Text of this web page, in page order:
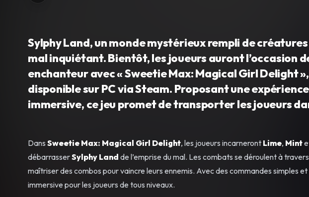
Sylphy Land, un monde mystérieux rempli de
mal inquiétant. Bientôt, les joueurs auront l’occasion
enchanteur avec « Sweetie Max: Magical Girl Delight
disponible sur PC via Steam. Proposant une
immersive, ce jeu promet de transporter les joueurs
Dans Sweetie Max: Magical Girl Delight, les joueurs incarneront Lime, Mint
débarrasserSylphy Land de l’emprise du mal. Les combats se déroulent à
maîtriser des combos pour vaincre leurs ennemis. Avec des commandes simples
immersive pour les joueurs de tous niveaux.